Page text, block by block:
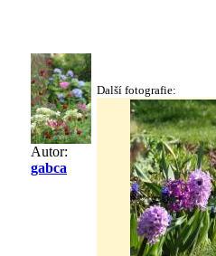
Autor:
gabca
Další fotografie: